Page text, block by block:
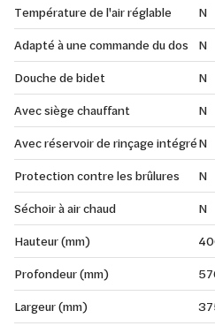
Température de l'air réglable
N
Adapté à une commande du dos
N
Douche de bidet
N
Avec siège chauffant
N
Avec réservoir de rinçage intégréN
Protection contre les brûlures
N
Séchoir à air chaud
N
Hauteur (mm)
Profondeur (mm)
Largeur (mm)